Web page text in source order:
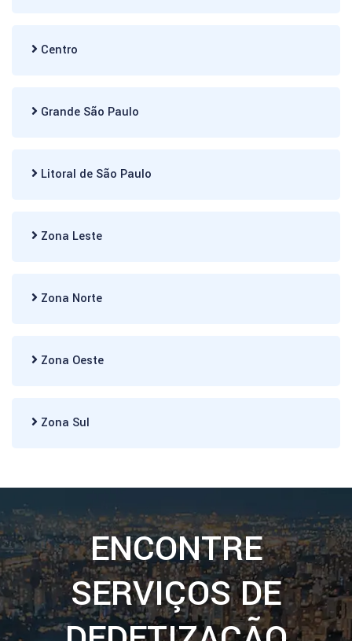
Centro
Grande São Paulo
Litoral de São Paulo
Zona Leste
Zona Norte
Zona Oeste
Zona Sul
ENCONTRE
SERVIÇOS DE